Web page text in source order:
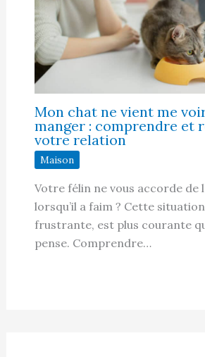
Mon chat ne vient me
manger : comprendre et
votre relation
Maison
Votre félin ne vous accorde de
lorsqu’il a faim ? Cette
frustrante, est plus courante
pense. Comprendre…